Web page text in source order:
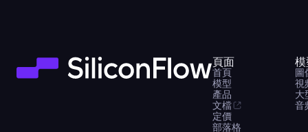
頁面
首頁
模型
產品
文檔
定價
部落格
圖
視
大
音